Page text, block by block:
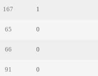
1
167
0
65
0
66
0
91